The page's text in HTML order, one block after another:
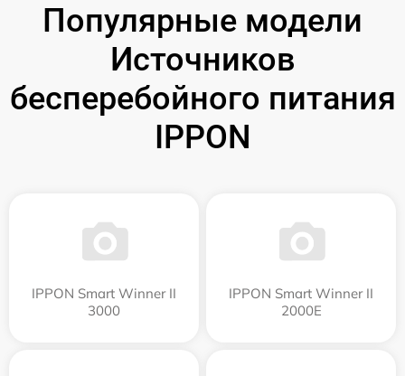
Популярные модели
Источников
бесперебойного питания
IPPON
IPPON Smart Winner II
3000
IPPON Smart Winner II
2000E